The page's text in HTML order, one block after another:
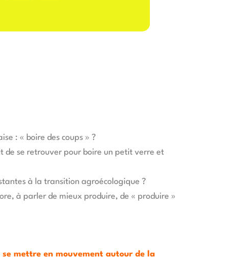
b
a
: « boire des coups » ?
de se retrouver pour boire un petit verre et
à la transition agroécologique ?
à parler de mieux produire, de « produire »
mettre en mouvement autour de la